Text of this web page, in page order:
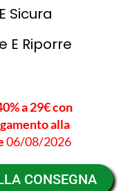
Sicura
E Riporre
a 29€ con
alla
06/08/2026
CONSEGNA